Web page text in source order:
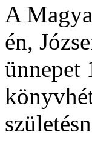
A
én,
ünnepet